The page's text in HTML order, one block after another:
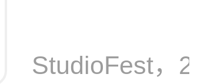
StudioFest，